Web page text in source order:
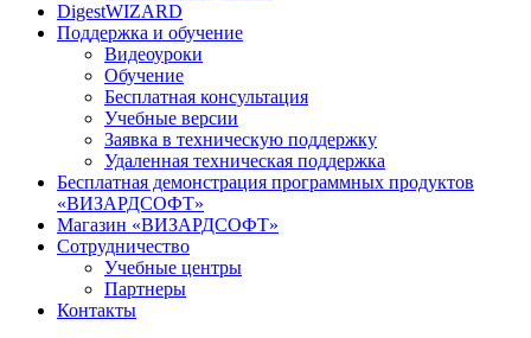
DigestWIZARD
Поддержка и обучение
Видеоуроки
Обучение
Бесплатная консультация
Учебные версии
Заявка в техническую поддержку
Удаленная техническая поддержка
Бесплатная демонстрация программных продуктов
«ВИЗАРДСОФТ»
Магазин «ВИЗАРДСОФТ»
Сотрудничество
Учебные центры
Партнеры
Контакты